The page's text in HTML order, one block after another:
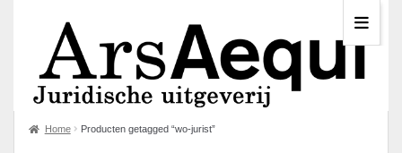
Home Producten getagged “wo-jurist”